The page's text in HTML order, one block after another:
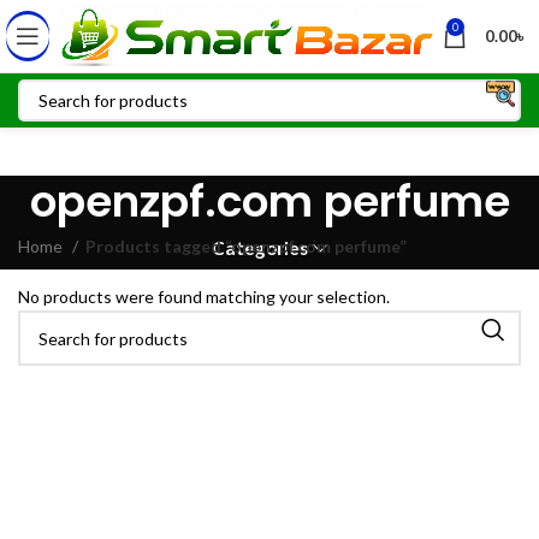
0 0.00৳
openzpf.com perfume
Categories
Home Products tagged “openzpf.com perfume”
No products were found matching your selection.